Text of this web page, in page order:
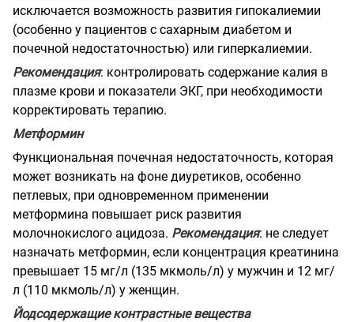
исключается возможность развития гипокалиемии
(особенно у пациентов с сахарным диабетом и
почечной недостаточностью) или гиперкалиемии.
Рекомендация: контролировать содержание калия в
плазме крови и показатели ЭКГ, при необходимости
корректировать терапию.
Метформин
Функциональная почечная недостаточность, которая
может возникать на фоне диуретиков, особенно
петлевых, при одновременном применении
метформина повышает риск развития
молочнокислого ацидоза. Рекомендация: не следует
назначать метформин, если концентрация креатинина
превышает 15 мг/л (135 мкмоль/л) у мужчин и 12 мг/
л (110 мкмоль/л) у женщин.
Йодсодержащие контрастные вещества